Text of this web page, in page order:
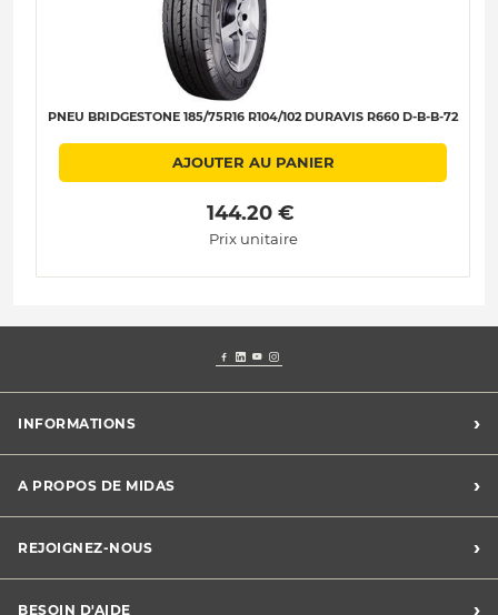
PNEU BRIDGESTONE 185/75R16 R104/102 DURAVIS R660 D-B-B-72
AJOUTER AU PANIER
144.20 €
Prix unitaire
INFORMATIONS ›
Conditions générales de vente
Mentions légales
Charte vie privée
Déclaration de cookies
A PROPOS DE MIDAS ›
Le groupe Midas
Développement durable
REJOIGNEZ-NOUS ›
BESOIN D'AIDE ›